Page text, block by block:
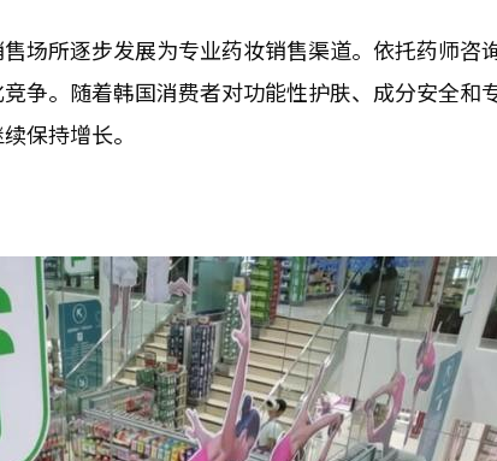
场所逐步发展为专业药妆销售渠道。依托药师咨
争。随着韩国消费者对功能性护肤、成分安全和
保持增长。